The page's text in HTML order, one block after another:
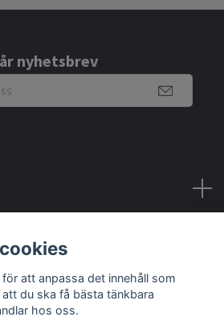
nyhetsbrev
att anpassa det innehåll som
du ska få bästa tänkbara
hos oss.